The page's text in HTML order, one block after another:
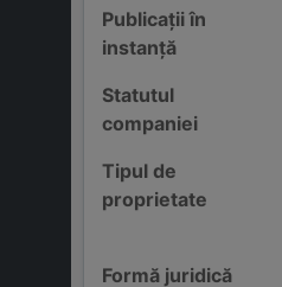
Publicații în
instanță
Statutul
companiei
Tipul de
proprietate
Formă juridică